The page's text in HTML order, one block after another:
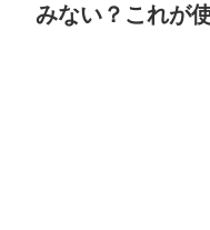
みない？これが